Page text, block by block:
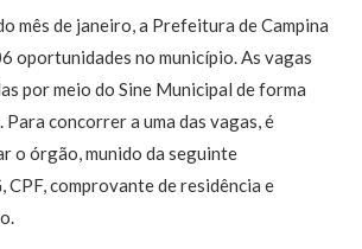
mês de janeiro, a Prefeitura de Campina
oportunidades no município. As vagas
por meio do Sine Municipal de forma
concorrer a uma das vagas, é
o órgão, munido da seguinte
CPF, comprovante de residência e